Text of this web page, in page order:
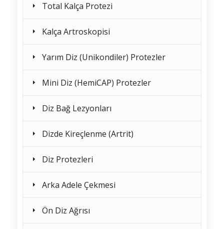
Total Kalça Protezi
Kalça Artroskopisi
Yarım Diz (Unikondiler) Protezler
Mini Diz (HemiCAP) Protezler
Diz Bağ Lezyonları
Dizde Kireçlenme (Artrit)
Diz Protezleri
Arka Adele Çekmesi
Ön Diz Ağrısı